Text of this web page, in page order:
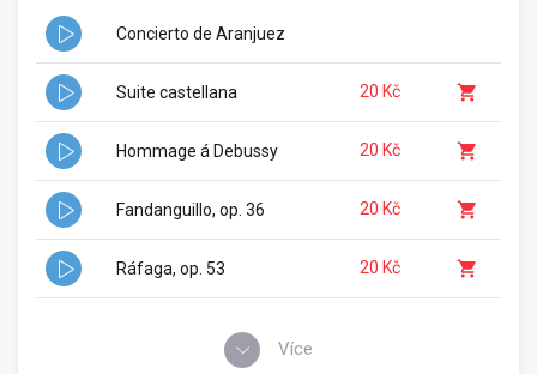
Concierto de Aranjuez
Suite castellana 20 Kč
Hommage á Debussy 20 Kč
Fandanguillo, op. 36 20 Kč
Ráfaga, op. 53 20 Kč
Více